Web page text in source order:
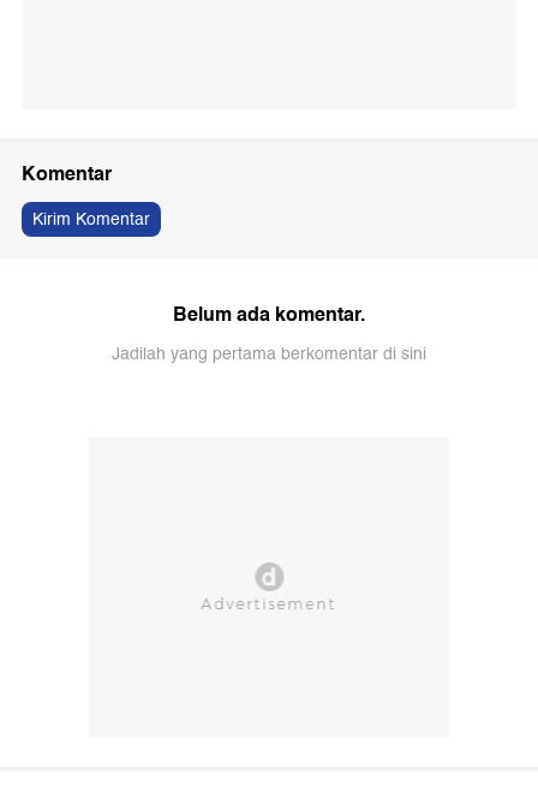
Komentar
Kirim Komentar
Belum ada komentar.
Jadilah yang pertama berkomentar di sini